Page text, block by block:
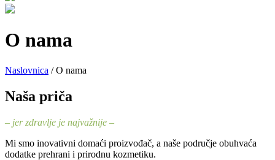
O nama
Naslovnica / O nama
Naša priča
– jer zdravlje je najvažnije –
Mi smo inovativni domaći proizvođač, a naše područje obuhvaća
dodatke prehrani i prirodnu kozmetiku.